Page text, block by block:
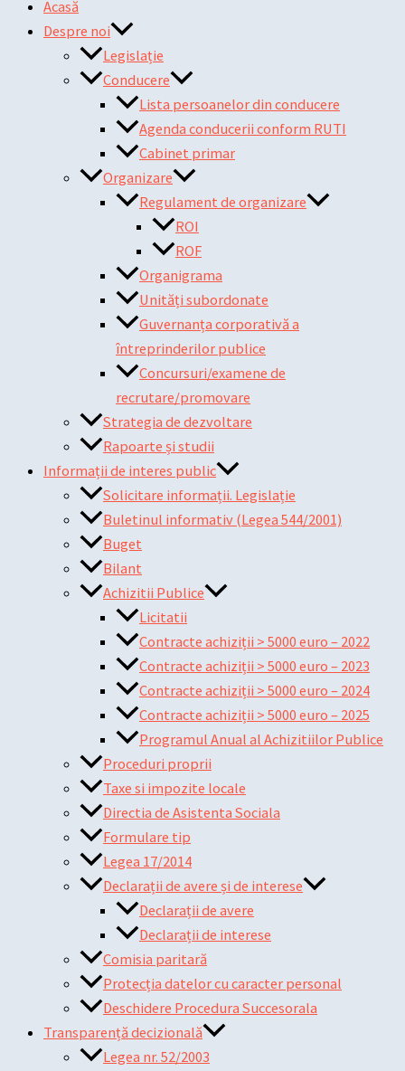
Acasă
Despre noi
Legislație
Conducere
Lista persoanelor din conducere
Agenda conducerii conform RUTI
Cabinet primar
Organizare
Regulament de organizare
ROI
ROF
Organigrama
Unități subordonate
Guvernanța corporativă a
întreprinderilor publice
Concursuri/examene de
recrutare/promovare
Strategia de dezvoltare
Rapoarte și studii
Informații de interes public
Solicitare informații. Legislație
Buletinul informativ (Legea 544/2001)
Buget
Bilant
Achizitii Publice
Licitatii
Contracte achiziții > 5000 euro – 2022
Contracte achiziții > 5000 euro – 2023
Contracte achiziții > 5000 euro – 2024
Contracte achiziții > 5000 euro – 2025
Programul Anual al Achizitiilor Publice
Proceduri proprii
Taxe si impozite locale
Directia de Asistenta Sociala
Formulare tip
Legea 17/2014
Declarații de avere și de interese
Declarații de avere
Declarații de interese
Comisia paritară
Protecția datelor cu caracter personal
Deschidere Procedura Succesorala
Transparență decizională
Legea nr. 52/2003